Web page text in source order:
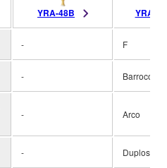
YRA-48B YRA-
- F
- Barroco
- Arco
- Duplos